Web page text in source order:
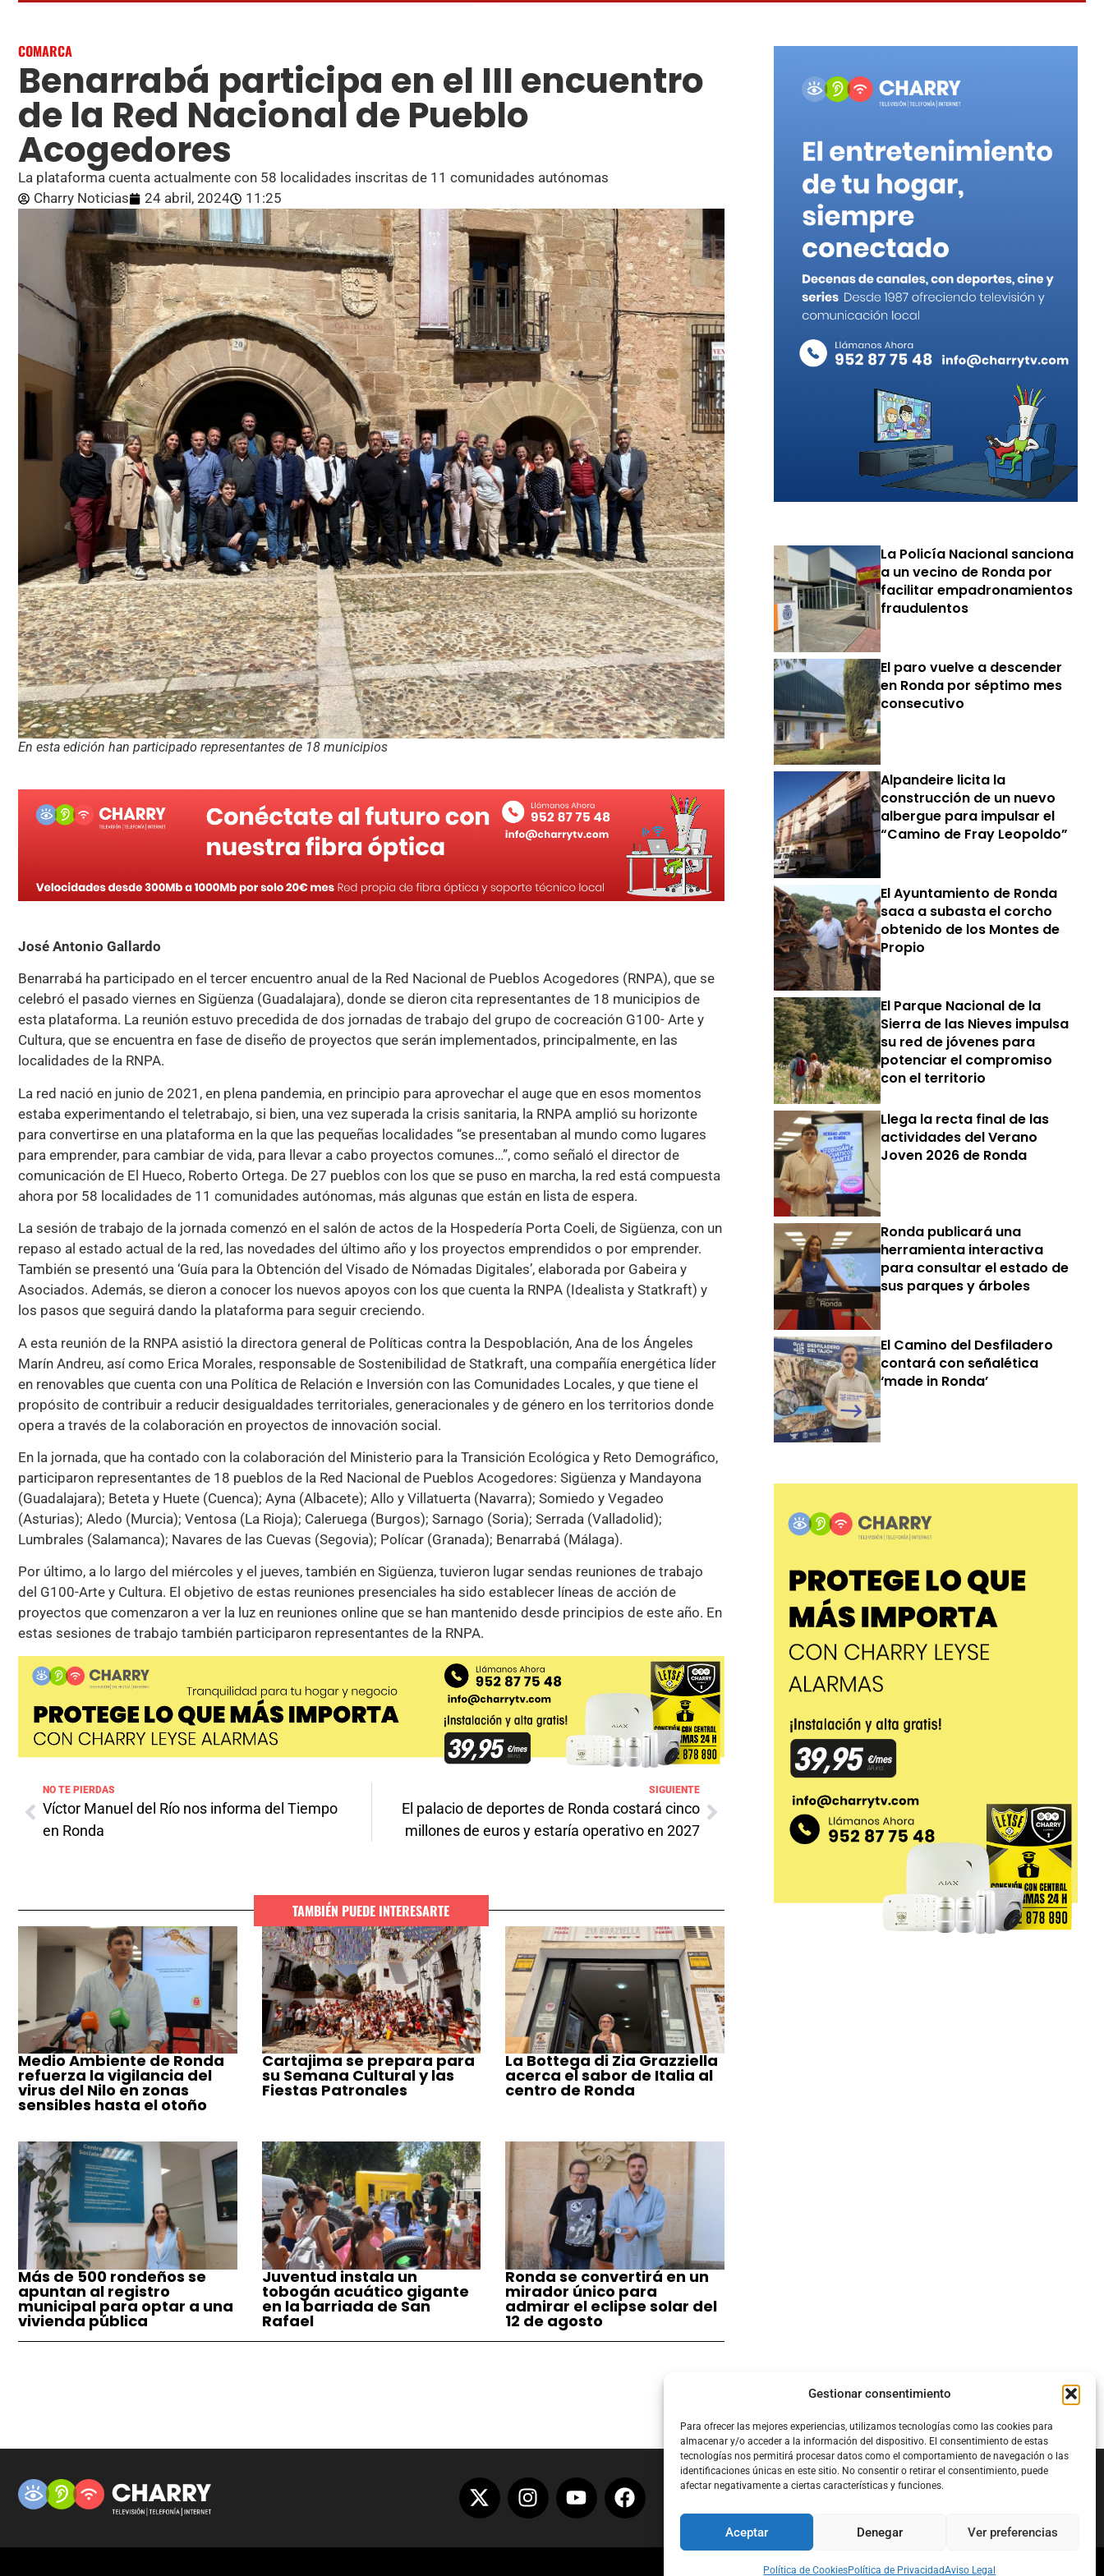
Gestionar consentimiento
Para ofrecer las mejores experiencias, utilizamos tecnologías como las cookies para
almacenar y/o acceder a la información del dispositivo. El consentimiento de estas
tecnologías nos permitirá procesar datos como el comportamiento de navegación o las
identificaciones únicas en este sitio. No consentir o retirar el consentimiento, puede
afectar negativamente a ciertas características y funciones.
Aceptar Denegar Ver preferencias
Política de CookiesPolítica de PrivacidadAviso Legal
COMARCA
Benarrabá participa en el III encuentro
de la Red Nacional de Pueblo
Acogedores
La plataforma cuenta actualmente con 58 localidades inscritas de 11 comunidades autónomas
Charry Noticias
24 abril, 2024 11:25
En esta edición han participado representantes de 18 municipios
José Antonio Gallardo
Benarrabá ha participado en el tercer encuentro anual de la Red Nacional de Pueblos Acogedores (RNPA), que se
celebró el pasado viernes en Sigüenza (Guadalajara), donde se dieron cita representantes de 18 municipios de
esta plataforma. La reunión estuvo precedida de dos jornadas de trabajo del grupo de cocreación G100- Arte y
Cultura, que se encuentra en fase de diseño de proyectos que serán implementados, principalmente, en las
localidades de la RNPA.
La red nació en junio de 2021, en plena pandemia, en principio para aprovechar el auge que en esos momentos
estaba experimentando el teletrabajo, si bien, una vez superada la crisis sanitaria, la RNPA amplió su horizonte
para convertirse en una plataforma en la que las pequeñas localidades “se presentaban al mundo como lugares
para emprender, para cambiar de vida, para llevar a cabo proyectos comunes…”, como señaló el director de
comunicación de El Hueco, Roberto Ortega. De 27 pueblos con los que se puso en marcha, la red está compuesta
ahora por 58 localidades de 11 comunidades autónomas, más algunas que están en lista de espera.
La sesión de trabajo de la jornada comenzó en el salón de actos de la Hospedería Porta Coeli, de Sigüenza, con un
repaso al estado actual de la red, las novedades del último año y los proyectos emprendidos o por emprender.
También se presentó una ‘Guía para la Obtención del Visado de Nómadas Digitales’, elaborada por Gabeira y
Asociados. Además, se dieron a conocer los nuevos apoyos con los que cuenta la RNPA (Idealista y Statkraft) y
los pasos que seguirá dando la plataforma para seguir creciendo.
A esta reunión de la RNPA asistió la directora general de Políticas contra la Despoblación, Ana de los Ángeles
Marín Andreu, así como Erica Morales, responsable de Sostenibilidad de Statkraft, una compañía energética líder
en renovables que cuenta con una Política de Relación e Inversión con las Comunidades Locales, y que tiene el
propósito de contribuir a reducir desigualdades territoriales, generacionales y de género en los territorios donde
opera a través de la colaboración en proyectos de innovación social.
En la jornada, que ha contado con la colaboración del Ministerio para la Transición Ecológica y Reto Demográfico,
participaron representantes de 18 pueblos de la Red Nacional de Pueblos Acogedores: Sigüenza y Mandayona
(Guadalajara); Beteta y Huete (Cuenca); Ayna (Albacete); Allo y Villatuerta (Navarra); Somiedo y Vegadeo
(Asturias); Aledo (Murcia); Ventosa (La Rioja); Caleruega (Burgos); Sarnago (Soria); Serrada (Valladolid);
Lumbrales (Salamanca); Navares de las Cuevas (Segovia); Polícar (Granada); Benarrabá (Málaga).
Por último, a lo largo del miércoles y el jueves, también en Sigüenza, tuvieron lugar sendas reuniones de trabajo
del G100-Arte y Cultura. El objetivo de estas reuniones presenciales ha sido establecer líneas de acción de
proyectos que comenzaron a ver la luz en reuniones online que se han mantenido desde principios de este año. En
estas sesiones de trabajo también participaron representantes de la RNPA.
NO TE PIERDAS
Víctor Manuel del Río nos informa del Tiempo
en Ronda
SIGUIENTE
El palacio de deportes de Ronda costará cinco
millones de euros y estaría operativo en 2027
TAMBIÉN PUEDE INTERESARTE
Medio Ambiente de Ronda
refuerza la vigilancia del
virus del Nilo en zonas
sensibles hasta el otoño
Cartajima se prepara para
su Semana Cultural y las
Fiestas Patronales
La Bottega di Zia Grazziella
acerca el sabor de Italia al
centro de Ronda
Más de 500 rondeños se
apuntan al registro
municipal para optar a una
vivienda pública
Juventud instala un
tobogán acuático gigante
en la barriada de San
Rafael
Ronda se convertirá en un
mirador único para
admirar el eclipse solar del
12 de agosto
La Policía Nacional sanciona
a un vecino de Ronda por
facilitar empadronamientos
fraudulentos
El paro vuelve a descender
en Ronda por séptimo mes
consecutivo
Alpandeire licita la
construcción de un nuevo
albergue para impulsar el
“Camino de Fray Leopoldo”
El Ayuntamiento de Ronda
saca a subasta el corcho
obtenido de los Montes de
Propio
El Parque Nacional de la
Sierra de las Nieves impulsa
su red de jóvenes para
potenciar el compromiso
con el territorio
Llega la recta final de las
actividades del Verano
Joven 2026 de Ronda
Ronda publicará una
herramienta interactiva
para consultar el estado de
sus parques y árboles
El Camino del Desfiladero
contará con señalética
‘made in Ronda’
Política de CookiesPolítica de PrivacidadAcerca de Nosotros